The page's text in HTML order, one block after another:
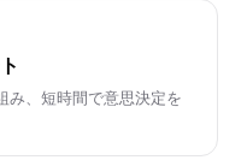
み、短時間で意思決定を